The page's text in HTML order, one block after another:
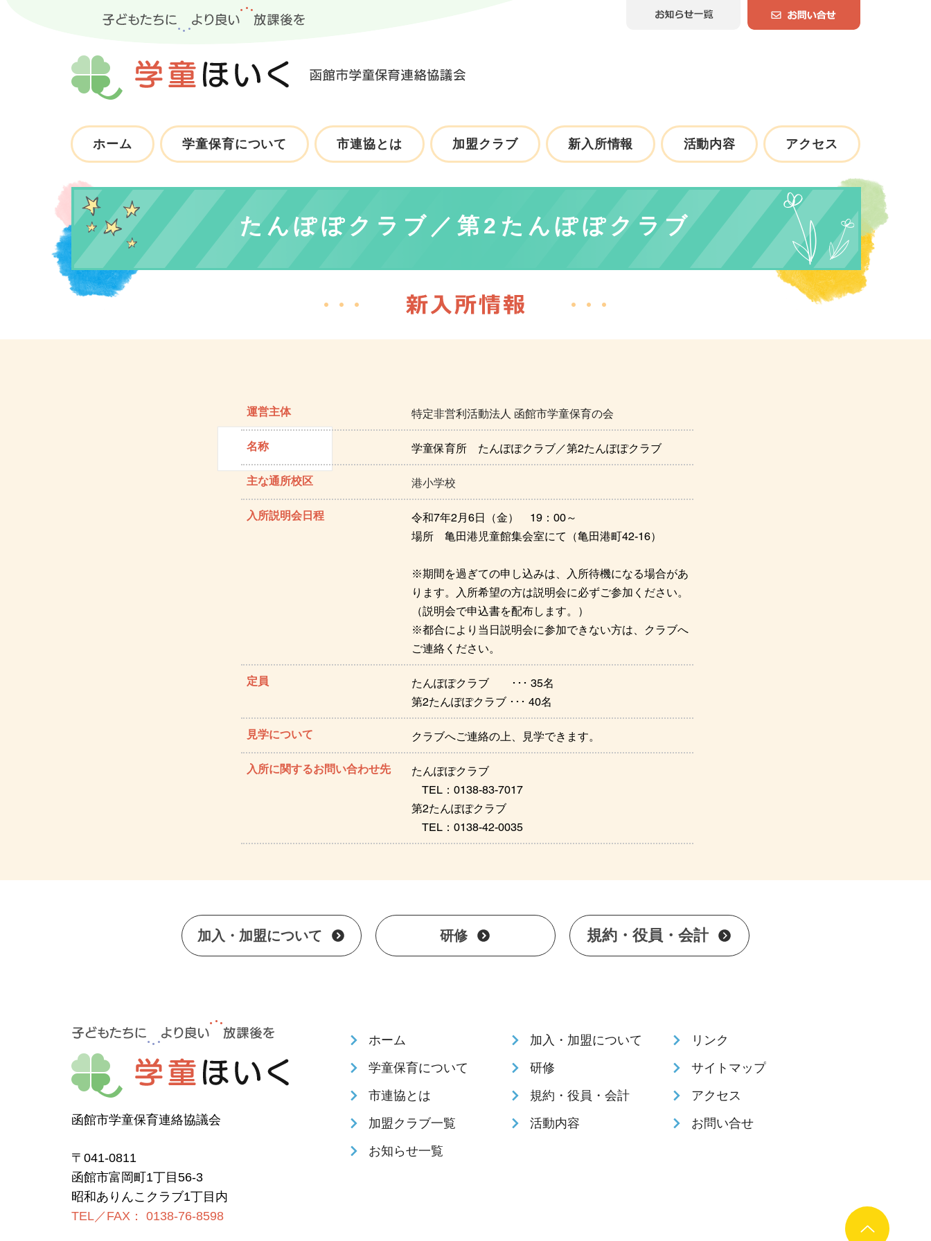
ホーム 学童保育について 市連協とは 加盟クラブ 新入所情報 活動内容 アクセス
たんぽぽクラブ／第2たんぽぽクラブ
運営主体 特定非営利活動法人 函館市学童保育の会
名称 学童保育所 たんぽぽクラブ／第2たんぽぽクラブ
主な通所校区 港小学校
入所説明会日程
令和7年2月6日（金） 19：00～
場所 亀田港児童館集会室にて（亀田港町42-16）
※期間を過ぎての申し込みは、入所待機になる場合があ
ります。入所希望の方は説明会に必ずご参加ください。
（説明会で申込書を配布します。）
※都合により当日説明会に参加できない方は、クラブへ
ご連絡ください。
定員
たんぽぽクラブ ･･･ 35名
第2たんぽぽクラブ ･･･ 40名
見学について クラブへご連絡の上、見学できます。
入所に関するお問い合わせ先
たんぽぽクラブ
TEL：0138-83-7017
第2たんぽぽクラブ
TEL：0138-42-0035
加入・加盟について 研修 規約・役員・会計
函館市学童保育連絡協議会
〒041-0811
函館市富岡町1丁目56-3
昭和ありんこクラブ1丁目内
TEL／FAX： 0138-76-8598
ホーム
学童保育について
市連協とは
加盟クラブ一覧
加入・加盟について
研修
規約・役員・会計
活動内容
リンク
サイトマップ
アクセス
お問い合せ
お知らせ一覧